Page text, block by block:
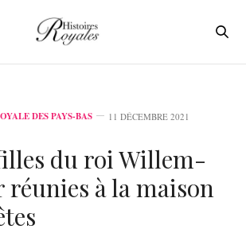
DES PAYS-BAS 11 DÉCEMBRE 2021
du roi Willem-
réunies à la maison